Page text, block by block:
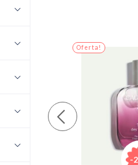
Oferta!
-